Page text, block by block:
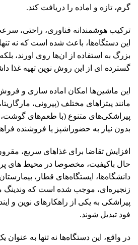
گرم، تازه و اماده را دریافت کند.
ترکیب هوشمندانه فناوری، راحتی،
این دستگاه‌ها، باعث شده است که نه
بزرگ به استفاده از ان‌ها روی اورند،
گسترده ‌ای از این روش نوین تهیه غذا
این ماشین‌ها امکان اماده‌ سازی و
مانند پیتزاهای مختلف (پپرونی،
پیراشکی‌های متنوع (با طعم‌های گوشت،
بدون نیاز به حضوراشپز یا فروشنده
افزایش تقاضا برای غذاهای سریع،
حال باکیفیت، مخصوصا در محیط‌ های
دانشگاه‌ها، ایستگاه‌های قطار،
زنجیره‌ای، موجب شده است که وندینگ
پیراشکی به یکی از راهکارهای نوین و
‌فود تبدیل شوند.
در واقع، این دستگاه‌ها نه ‌تنها به عنوان